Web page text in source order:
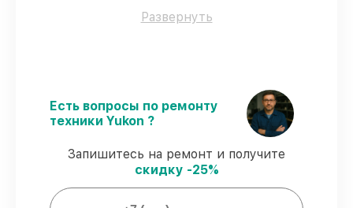
обучение и сертификация подтверждают
Официальная гарантия– починка
проводится с соблюдением гарантийных
Что мы гарантируем при починке
цифровых биноклей:
Развернуть
Есть вопросы по ремонту
техники Yukon ?
Запишитесь на ремонт и получите
скидку -25%